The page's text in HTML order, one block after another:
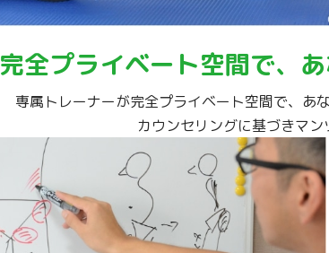
完全プライベート空間で、
専属トレーナーが完全プライベート空間で、あ
カウンセリングに基づきマン